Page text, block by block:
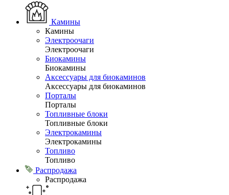
Камины
Камины
Электроочаги
Электроочаги
Биокамины
Биокамины
Аксессуары для биокаминов
Аксессуары для биокаминов
Порталы
Порталы
Топливные блоки
Топливные блоки
Электрокамины
Электрокамины
Топливо
Топливо
Распродажа
Распродажа